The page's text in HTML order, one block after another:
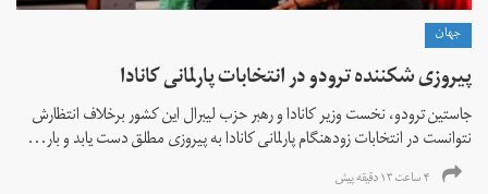
جهان
پیروزی شکننده ترودو در انتخابات پارلمانی کانادا
جاستین ترودو، نخست وزیر کانادا و رهبر حزب لیبرال این کشور برخلاف انتظارش
نتوانست در انتخابات زود‌هنگام پارلمانی کانادا به پیروزی مطلق دست یابد و بار...
۴ ساعت ۱۳ دقیقه پیش